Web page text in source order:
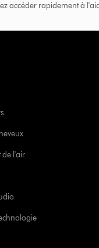
accéder rapidement à
de l'air